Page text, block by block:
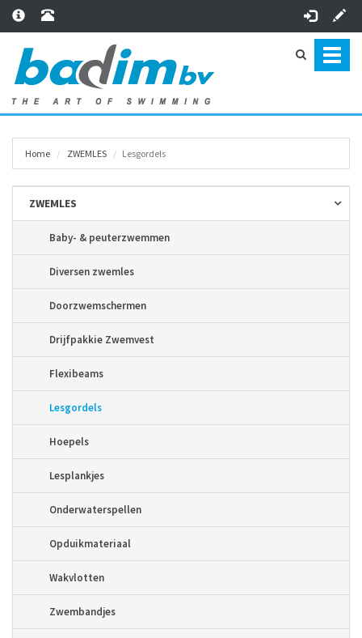
Home ZWEMLES Lesgordels
ZWEMLES
Baby- & peuterzwemmen
Diversen zwemles
Doorzwemschermen
Drijfpakkie Zwemvest
Flexibeams
Lesgordels
Hoepels
Lesplankjes
Onderwaterspellen
Opduikmateriaal
Wakvlotten
Zwembandjes